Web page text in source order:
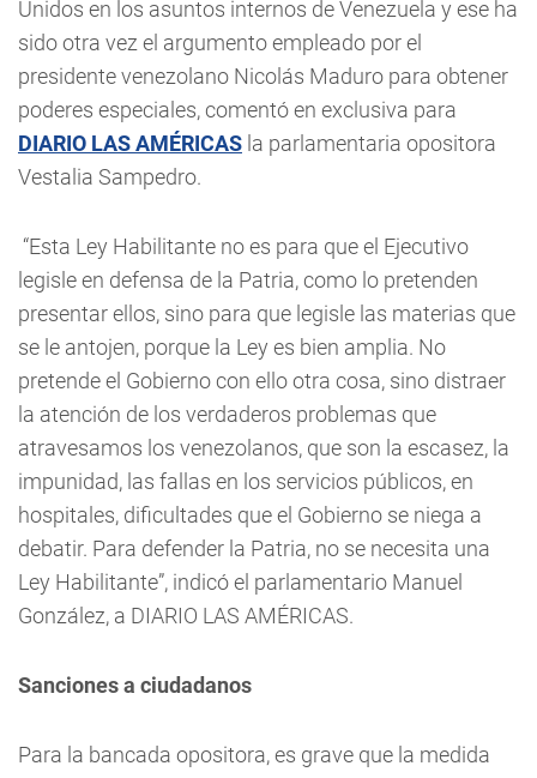
Unidos en los asuntos internos de Venezuela y ese ha
sido otra vez el argumento empleado por el
presidente venezolano Nicolás Maduro para obtener
poderes especiales, comentó en exclusiva para
DIARIO LAS AMÉRICAS la parlamentaria opositora
Vestalia Sampedro.
“Esta Ley Habilitante no es para que el Ejecutivo
legisle en defensa de la Patria, como lo pretenden
presentar ellos, sino para que legisle las materias que
se le antojen, porque la Ley es bien amplia. No
pretende el Gobierno con ello otra cosa, sino distraer
la atención de los verdaderos problemas que
atravesamos los venezolanos, que son la escasez, la
impunidad, las fallas en los servicios públicos, en
hospitales, dificultades que el Gobierno se niega a
debatir. Para defender la Patria, no se necesita una
Ley Habilitante”, indicó el parlamentario Manuel
González, a DIARIO LAS AMÉRICAS.
Sanciones a ciudadanos
Para la bancada opositora, es grave que la medida